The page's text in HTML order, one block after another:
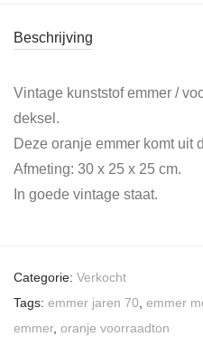
Beschrijving
Vintage kunststof emmer /
deksel.
Deze oranje emmer komt uit
Afmeting: 30 x 25 x 25 cm.
In goede vintage staat.
Categorie: Verkocht
Tags: emmer jaren 70, emmer
emmer, oranje voorraadton